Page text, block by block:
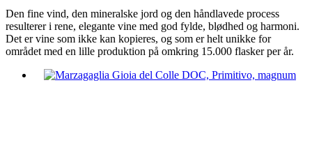
Den fine vind, den mineralske jord og den håndlavede process
resulterer i rene, elegante vine med god fylde, blødhed og harmoni.
Det er vine som ikke kan kopieres, og som er helt unikke for
området med en lille produktion på omkring 15.000 flasker per år.